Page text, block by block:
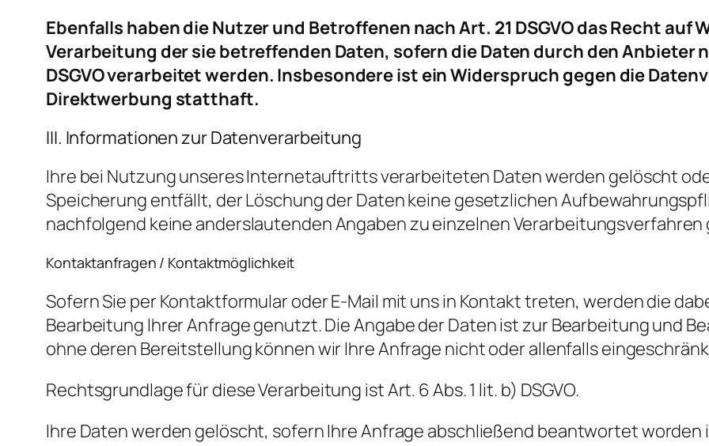
Ebenfalls haben die Nutzer und Betroffenen nach Art. 21 DSGVO das Recht
Verarbeitung der sie betreffenden Daten, sofern die Daten durch den Anbieter
DSGVO verarbeitet werden. Insbesondere ist ein Widerspruch gegen die
Direktwerbung statthaft.
III. Informationen zur Datenverarbeitung
Ihre bei Nutzung unseres Internetauftritts verarbeiteten Daten werden gelöscht
Speicherung entfällt, der Löschung der Daten keine gesetzlichen
nachfolgend keine anderslautenden Angaben zu einzelnen
Kontaktanfragen / Kontaktmöglichkeit
Sofern Sie per Kontaktformular oder E-Mail mit uns in Kontakt treten, werden die
Bearbeitung Ihrer Anfrage genutzt. Die Angabe der Daten ist zur Bearbeitung und
ohne deren Bereitstellung können wir Ihre Anfrage nicht oder allenfalls
Rechtsgrundlage für diese Verarbeitung ist Art. 6 Abs. 1 lit. b) DSGVO.
Ihre Daten werden gelöscht, sofern Ihre Anfrage abschließend beantwortet worden